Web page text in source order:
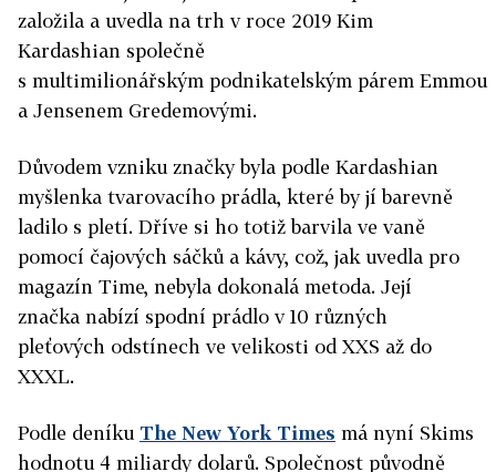
založila a uvedla na trh v roce 2019 Kim
Kardashian společně
s multimilionářským podnikatelským párem Emmou
a Jensenem Gredemovými.
Důvodem vzniku značky byla podle Kardashian
myšlenka tvarovacího prádla, které by jí barevně
ladilo s pletí. Dříve si ho totiž barvila ve vaně
pomocí čajových sáčků a kávy, což, jak uvedla pro
magazín Time, nebyla dokonalá metoda. Její
značka nabízí spodní prádlo v 10 různých
pleťových odstínech ve velikosti od XXS až do
XXXL.
Podle deníku The New York Times má nyní Skims
hodnotu 4 miliardy dolarů. Společnost původně